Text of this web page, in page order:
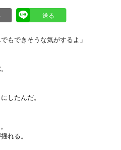
もできそうな気がするよ」
したんだ。
れる。